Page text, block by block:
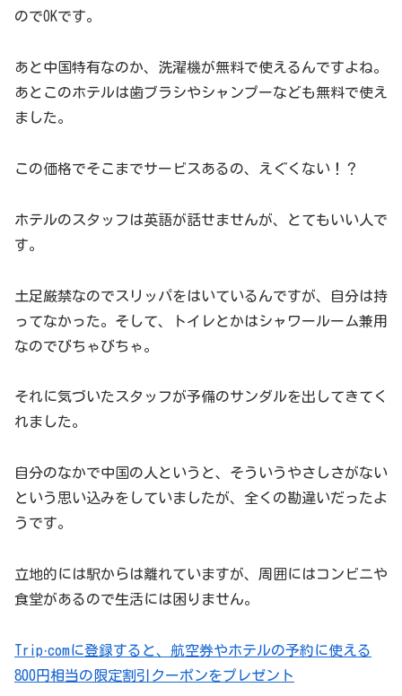
のでOKです。
あと中国特有なのか、洗濯機が無料で使えるんですよね。
あとこのホテルは歯ブラシやシャンプーなども無料で使え
ました。
この価格でそこまでサービスあるの、えぐくない！？
ホテルのスタッフは英語が話せませんが、とてもいい人で
す。
土足厳禁なのでスリッパをはいているんですが、自分は持
ってなかった。そして、トイレとかはシャワールーム兼用
なのでびちゃびちゃ。
それに気づいたスタッフが予備のサンダルを出してきてく
れました。
自分のなかで中国の人というと、そういうやさしさがない
という思い込みをしていましたが、全くの勘違いだったよ
うです。
立地的には駅からは離れていますが、周囲にはコンビニや
食堂があるので生活には困りません。
Trip·comに登録すると、航空券やホテルの予約に使える
800円相当の限定割引クーポンをプレゼント